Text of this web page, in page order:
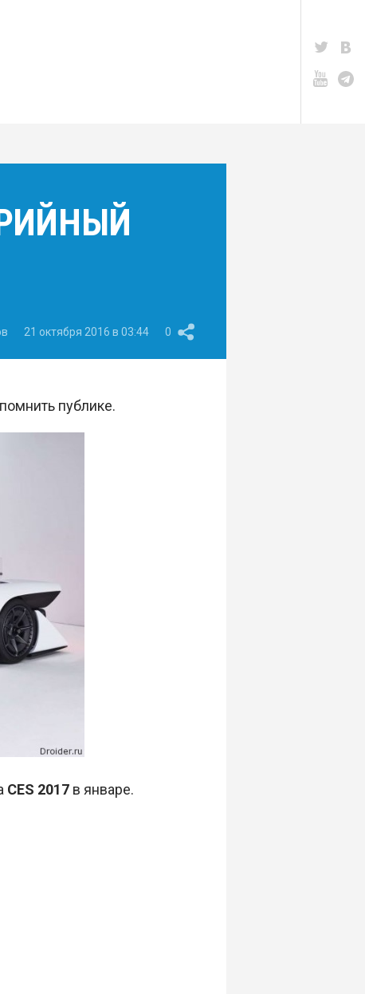
21 октября 2016 в 03:44 0
публике.
CES 2017в январе.